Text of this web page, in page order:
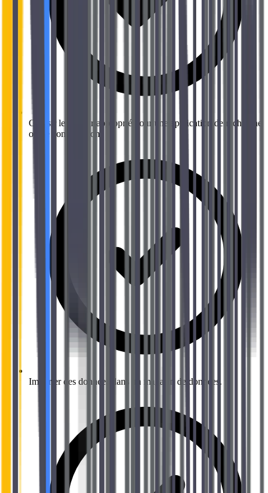
Choisir le moteur approprié pour une application de recherche
ou de conversation.
Importer des données dans un magasin de données.